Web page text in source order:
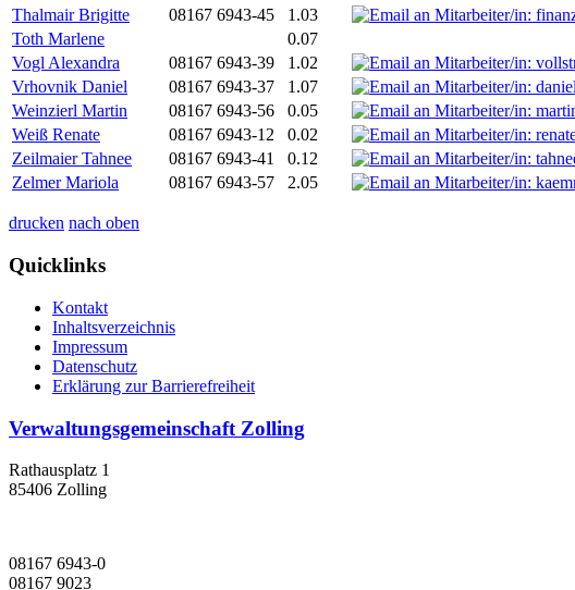
Thalmair Brigitte
08167 6943-45 1.03
Toth Marlene
0.07
Vogl Alexandra
08167 6943-39 1.02
Vrhovnik Daniel
08167 6943-37 1.07
Weinzierl Martin
08167 6943-56 0.05
Weiß Renate
08167 6943-12 0.02
Zeilmaier Tahnee
08167 6943-41 0.12
Zelmer Mariola
08167 6943-57 2.05
drucken nach oben
Quicklinks
Kontakt
Inhaltsverzeichnis
Impressum
Datenschutz
Erklärung zur Barrierefreiheit
Verwaltungsgemeinschaft Zolling
Rathausplatz 1
85406 Zolling
08167 6943-0
08167 9023